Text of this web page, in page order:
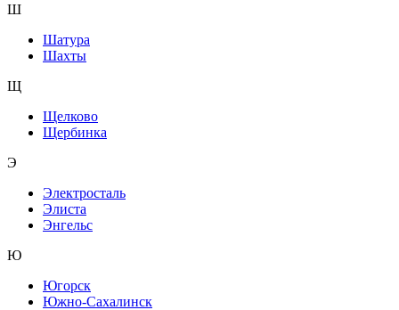
Ш
Шатура
Шахты
Щ
Щелково
Щербинка
Э
Электросталь
Элиста
Энгельс
Ю
Югорск
Южно-Сахалинск